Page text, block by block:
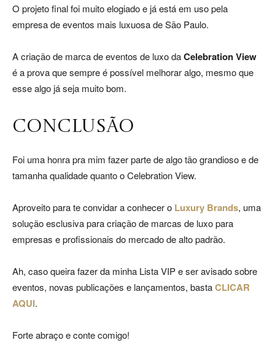
O projeto final foi muito elogiado e já está em uso pela
empresa de eventos mais luxuosa de São Paulo.
A criação de marca de eventos de luxo daCelebration View
é a prova que sempre é possível melhorar algo, mesmo que
esse algo já seja muito bom.
CONCLUSÃO
Foi uma honra pra mim fazer parte de algo tão grandioso e de
tamanha qualidade quanto o Celebration View.
Aproveito para te convidar a conhecer o Luxury Brands, uma
solução esclusiva para criação de marcas de luxo para
empresas e profissionais do mercado de alto padrão.
Ah, caso queira fazer da minha Lista VIP e ser avisado sobre
eventos, novas publicações e lançamentos, bastaCLICAR
AQUI.
Forte abraço e conte comigo!